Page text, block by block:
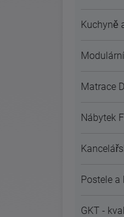
Kuchyně
Matrace
Nábytek
Postele a
GKT -